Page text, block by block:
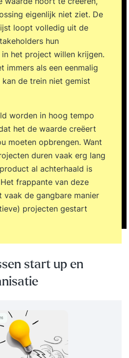
eigenlijk niet ziet. De
loopt volledig uit de
hun
het project willen krijgen.
immers als een eenmalig
de trein niet gemist
worden in hoog tempo
het de waarde creëert
moeten opbrengen. Want
duren vaak erg lang
al achterhaald is
frappante van deze
de gangbare manier
projecten gestart
start up en